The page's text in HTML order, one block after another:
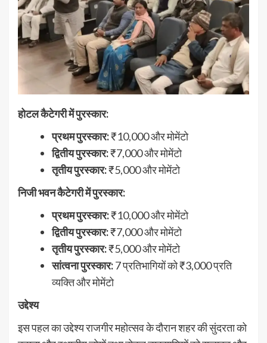
होटल कैटेगरी में पुरस्कार:
प्रथम पुरस्कार:₹10,000 और मोमेंटो
द्वितीय पुरस्कार:₹7,000 और मोमेंटो
तृतीय पुरस्कार:₹5,000 और मोमेंटो
निजी भवन कैटेगरी में पुरस्कार:
प्रथम पुरस्कार:₹10,000 और मोमेंटो
द्वितीय पुरस्कार:₹7,000 और मोमेंटो
तृतीय पुरस्कार:₹5,000 और मोमेंटो
सांत्वना पुरस्कार:7 प्रतिभागियों को ₹3,000 प्रति
व्यक्ति और मोमेंटो
उद्देश्य
इस पहल का उद्देश्य राजगीर महोत्सव के दौरान शहर की सुंदरता को